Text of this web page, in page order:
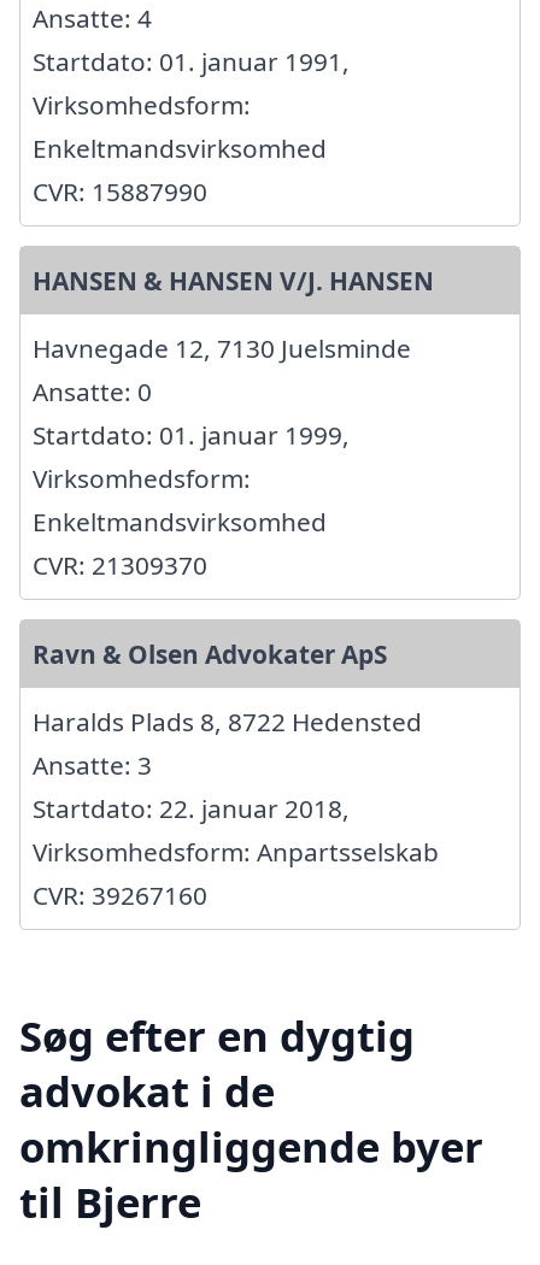
Ansatte: 4
Startdato: 01. januar 1991,
Virksomhedsform:
Enkeltmandsvirksomhed
CVR: 15887990
HANSEN & HANSEN V/J. HANSEN
Havnegade 12, 7130 Juelsminde
Ansatte: 0
Startdato: 01. januar 1999,
Virksomhedsform:
Enkeltmandsvirksomhed
CVR: 21309370
Ravn & Olsen Advokater ApS
Haralds Plads 8, 8722 Hedensted
Ansatte: 3
Startdato: 22. januar 2018,
Virksomhedsform: Anpartsselskab
CVR: 39267160
Søg efter en dygtig
advokat i de
omkringliggende byer
til Bjerre